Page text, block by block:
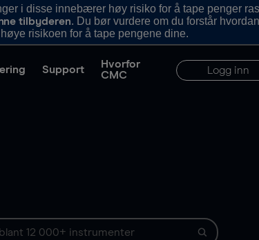
i disse innebærer høy risiko for å tape penger
tilbyderen. Du bør vurdere om du forstår
risikoen for å tape pengene dine.
Support
Hvorfor
CMC
Logg inn